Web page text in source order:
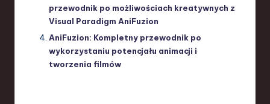
przewodnik po możliwościach kreatywnych z
Visual Paradigm AniFuzion
AniFuzion: Kompletny przewodnik po
wykorzystaniu potencjału animacji i
tworzenia filmów